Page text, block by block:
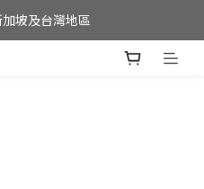
港澳地區免運費;
加坡及台灣地區